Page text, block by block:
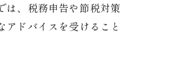
は、税務申告や節税対策
ドバイスを受けること